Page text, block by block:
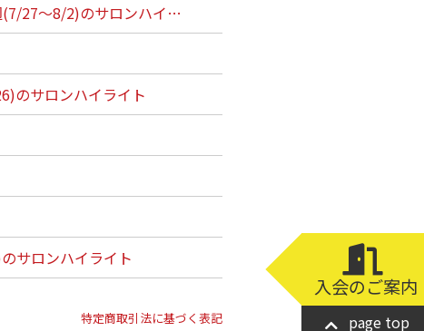
(7/27～8/2)のサロンハイ…
のサロンハイライト
サロンハイライト
特定商取引法に基づく表記
入会のご案内
page top